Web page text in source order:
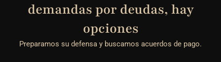
demandas por deudas, hay
opciones
Preparamos su defensa y buscamos acuerdos de pago.